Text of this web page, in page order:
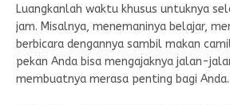
Luangkanlah waktu khusus untuknya
jam. Misalnya, menemaninya belajar,
berbicara dengannya sambil makan
pekan Anda bisa mengajaknya jalan-
membuatnya merasa penting bagi Anda.